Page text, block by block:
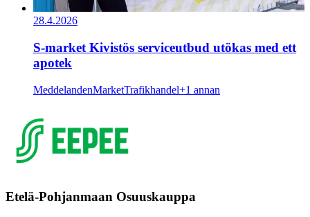
28.4.2026
S-market Kivistös serviceutbud utökas med ett
apotek
MeddelandenMarketTrafikhandel+1 annan
Etelä-Pohjanmaan Osuuskauppa